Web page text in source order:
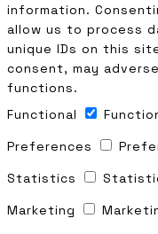
information.
allow us to process
unique IDs on this
consent, may
functions.
Functional
Preferences
Statistics
Marketing